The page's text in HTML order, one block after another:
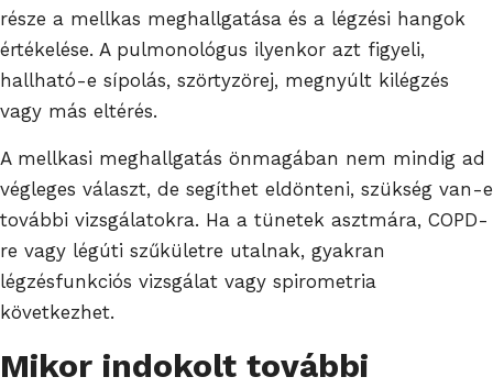
része a mellkas meghallgatása és a légzési hangok
értékelése. A pulmonológus ilyenkor azt figyeli,
hallható-e sípolás, szörtyzörej, megnyúlt kilégzés
vagy más eltérés.
A mellkasi meghallgatás önmagában nem mindig ad
végleges választ, de segíthet eldönteni, szükség van-e
további vizsgálatokra. Ha a tünetek asztmára, COPD-
re vagy légúti szűkületre utalnak, gyakran
légzésfunkciós vizsgálat vagy spirometria
következhet.
Mikor indokolt további